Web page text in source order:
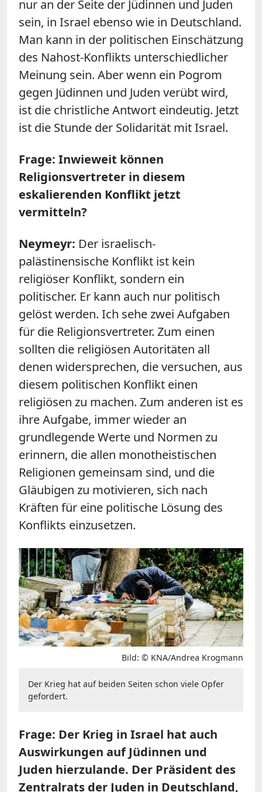
nur an der Seite der Jüdinnen und Juden
sein, in Israel ebenso wie in Deutschland.
Man kann in der politischen Einschätzung
des Nahost-Konflikts unterschiedlicher
Meinung sein. Aber wenn ein Pogrom
gegen Jüdinnen und Juden verübt wird,
ist die christliche Antwort eindeutig. Jetzt
ist die Stunde der Solidarität mit Israel.
Frage: Inwieweit können
Religionsvertreter in diesem
eskalierenden Konflikt jetzt
vermitteln?
Neymeyr: Der israelisch-
palästinensische Konflikt ist kein
religiöser Konflikt, sondern ein
politischer. Er kann auch nur politisch
gelöst werden. Ich sehe zwei Aufgaben
für die Religionsvertreter. Zum einen
sollten die religiösen Autoritäten all
denen widersprechen, die versuchen, aus
diesem politischen Konflikt einen
religiösen zu machen. Zum anderen ist es
ihre Aufgabe, immer wieder an
grundlegende Werte und Normen zu
erinnern, die allen monotheistischen
Religionen gemeinsam sind, und die
Gläubigen zu motivieren, sich nach
Kräften für eine politische Lösung des
Konflikts einzusetzen.
Bild: © KNA/Andrea Krogmann
Der Krieg hat auf beiden Seiten schon viele Opfer
gefordert.
Frage: Der Krieg in Israel hat auch
Auswirkungen auf Jüdinnen und
Juden hierzulande. Der Präsident des
Zentralrats der Juden in Deutschland,